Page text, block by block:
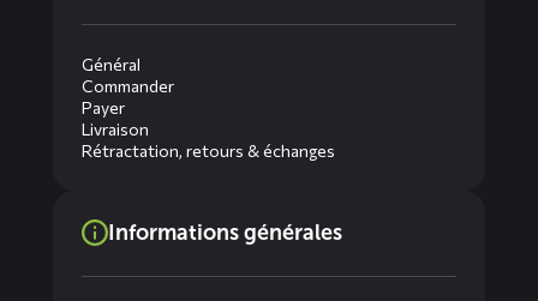
Général
Commander
Payer
Livraison
Rétractation, retours & échanges
Informations générales